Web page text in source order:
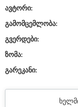
ავტორი:
გამომცემლობა:
გვერდები:
ზომა:
გარეკანი: